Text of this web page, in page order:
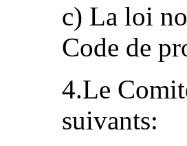
c) La loi
Code de
4.Le
suivants: